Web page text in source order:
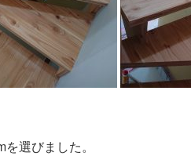
選びました。